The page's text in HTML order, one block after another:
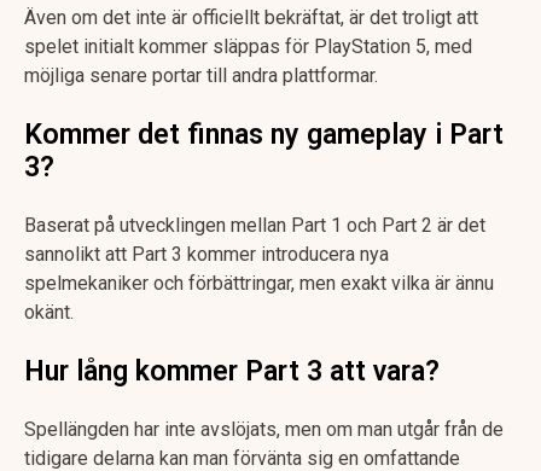
Även om det inte är officiellt bekräftat, är det troligt att
spelet initialt kommer släppas för PlayStation 5, med
möjliga senare portar till andra plattformar.
Kommer det finnas ny gameplay i Part
3?
Baserat på utvecklingen mellan Part 1 och Part 2 är det
sannolikt att Part 3 kommer introducera nya
spelmekaniker och förbättringar, men exakt vilka är ännu
okänt.
Hur lång kommer Part 3 att vara?
Spellängden har inte avslöjats, men om man utgår från de
tidigare delarna kan man förvänta sig en omfattande